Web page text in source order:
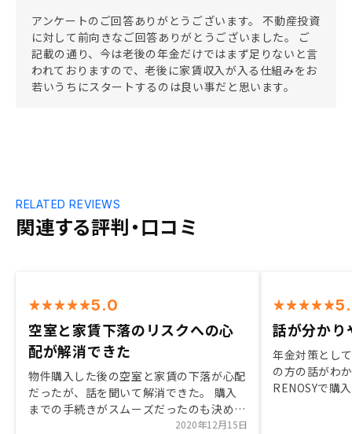
アンケートのご回答ありがとうございます。 不動産投資
に対して前向きなご回答ありがとうございました。 ご
記載の通り、今は老後の年金だけではまず足りないと言
われておりますので、老後に家賃収入が入る仕組みをお
若いうちにスタートするのは良い事だと思います。
関連する評判・口コミ
RELATED REVIEWS
5.0
空室と家賃下落のリスクへの心
配が解消できた
物件購入した後の空室と家賃の下落が心配
だったが、話を聞いて解消できた。 購入
までの手続きがスムーズだったのも決め手
となった。特にありません。2020年12月15日
話が分かり
年金対策とし
の方の話がわ
RENOSYで購